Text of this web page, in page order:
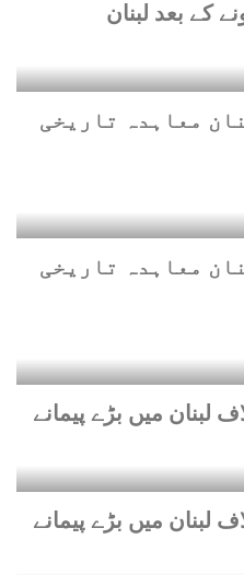
کے بعد لبنان
معاہدہ تاریخی
معاہدہ تاریخی
لبنان میں بڑے پیمانے
لبنان میں بڑے پیمانے